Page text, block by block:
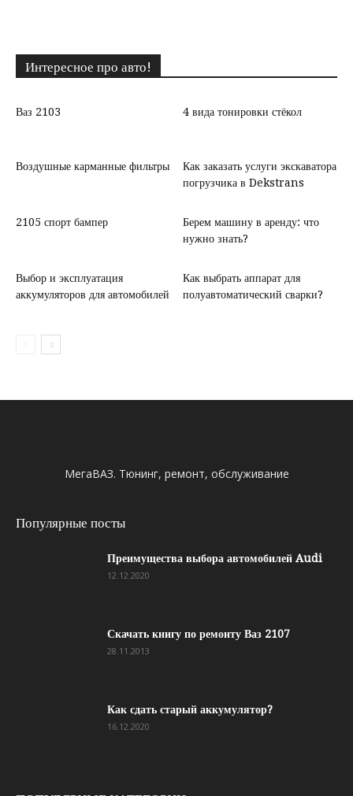
Интересное про авто!
Ваз 2103 4 вида тонировки стёкол
Воздушные карманные фильтры
Как заказать услуги экскаватора
погрузчика в Dekstrans
2105 спорт бампер
Берем машину в аренду: что
нужно знать?
Выбор и эксплуатация
аккумуляторов для автомобилей
Как выбрать аппарат для
полуавтоматический сварки?
МегаВАЗ. Тюнинг, ремонт, обслуживание
Популярные посты
Преимущества выбора автомобилей Audi
12.12.2020
Скачать книгу по ремонту Ваз 2107
28.11.2013
Как сдать старый аккумулятор?
16.12.2020